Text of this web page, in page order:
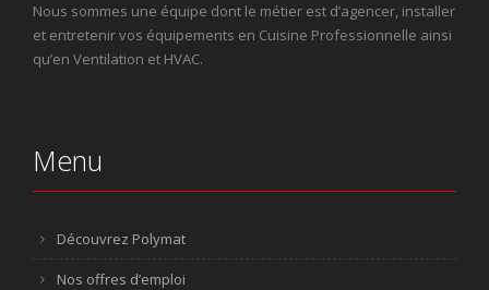
Nous sommes une équipe dont le métier est d’agencer, installer
et entretenir vos équipements en Cuisine Professionnelle ainsi
qu’en Ventilation et HVAC.
Menu
Découvrez Polymat
Nos offres d’emploi